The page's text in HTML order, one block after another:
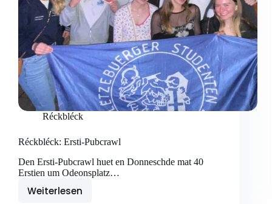
Réckbléck
Réckbléck: Ersti-Pubcrawl
Den Ersti-Pubcrawl huet en Donneschde mat 40
Erstien um Odeonsplatz…
Weiterlesen
Réckbléck: